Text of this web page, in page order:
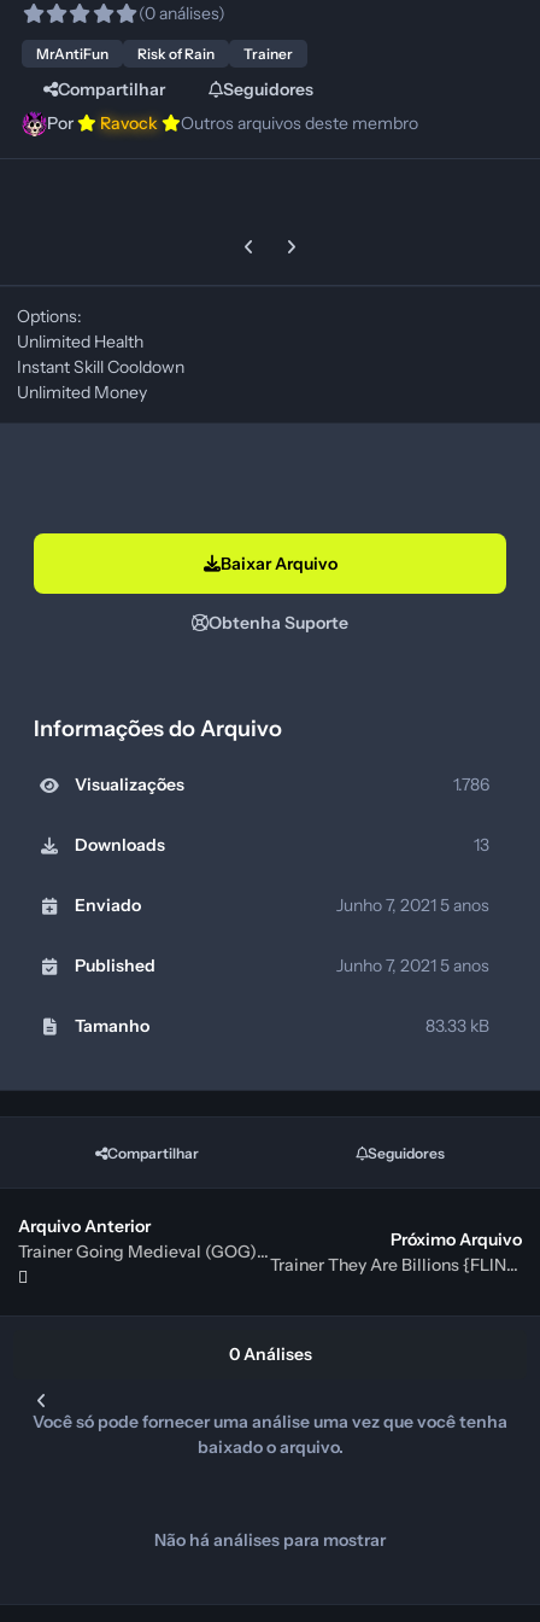
(0 análises)
MrAntiFun Risk of Rain Trainer
Compartilhar
Seguidores
Por
Ravock Outros arquivos deste membro
Previous carousel slide
Next carousel slide
Options:
Unlimited Health
Instant Skill Cooldown
Unlimited Money
Baixar Arquivo
Obtenha Suporte
Informações do Arquivo
Visualizações 1.786
Downloads 13
Enviado Junho 7, 2021 5 anos
Published Junho 7, 2021 5 anos
Tamanho 83.33 kB
Compartilhar Seguidores
Arquivo Anterior
Trainer Going Medieval (GOG) {MRANTIFUN}
Próximo Arquivo
Trainer They Are Billions {FLING}
0 Análises
Você só pode fornecer uma análise uma vez que você tenha
baixado o arquivo.
Não há análises para mostrar